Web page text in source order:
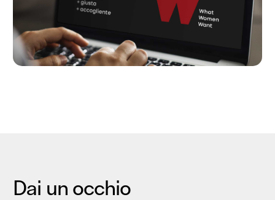
Dai un occhio